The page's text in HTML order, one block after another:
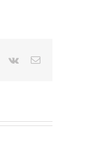
Pinterest
Vk
Correo